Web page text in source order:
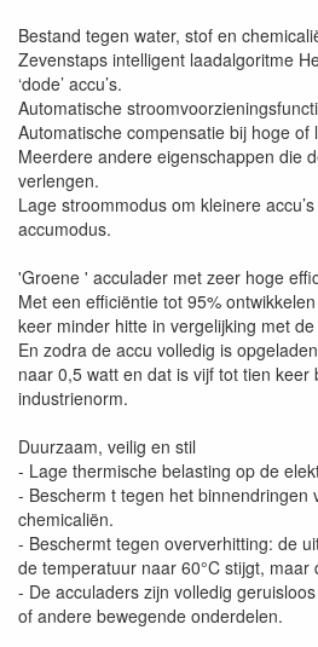
Bestand tegen water, stof en
Zevenstaps intelligent laadalgoritme
‘dode’ accu’s.
Automatische
Automatische compensatie bij hoge of
Meerdere andere eigenschappen die
verlengen.
Lage stroommodus om kleinere
accumodus.
'Groene ' acculader met zeer hoge
Met een efficiëntie tot 95%
keer minder hitte in vergelijking met
En zodra de accu volledig is
naar 0,5 watt en dat is vijf tot tien keer
industrienorm.
Duurzaam, veilig en stil
- Lage thermische belasting op de
- Bescherm t tegen het binnendringen
chemicaliën.
- Beschermt tegen oververhitting: de
de temperatuur naar 60°C stijgt, maar
- De acculaders zijn volledig
of andere bewegende onderdelen.